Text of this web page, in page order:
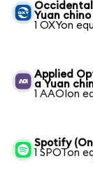
Occidental
Yuan chino
1 OXYon
Applied
a Yuan
1 AAOIon
Spotify
1 SPOTon